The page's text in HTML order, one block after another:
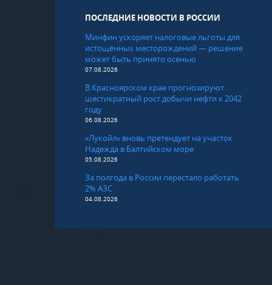
ПОСЛЕДНИЕ НОВОСТИ В РОССИИ
Минфин ускоряет налоговые льготы для
истощённых месторождений — решение
может быть принято осенью
07.08.2026
В Красноярском крае прогнозируют
шестикратный рост добычи нефти к 2042
году
06.08.2026
«Лукойл» вновь претендует на участок
Надежда в Балтийском море
05.08.2026
За полгода в России перестало работать
2% АЗС
04.08.2026